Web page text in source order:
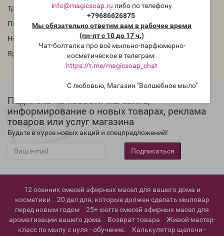
info@magicsoap.ru либо по телефону
+79686626875
Мы обязательно ответим вам в рабочее время
(пн-пт с 10 до 17 ч.)
Чат-болталка про всё мыльно-парфюмерно-
косметическое в телеграм:
https://t.me/magicsoap_chat
С любовью, Магазин "Волшебное мыло"
Требует разведения 1:10 водой или глицерином.
Подходит для мыла с нуля и мыла из мыльной основы.
Не мигрирует! Ввод в мыло ~ 1- 3%
Яркие насыщенные цвета!
Подписка на новости магазина,
информирование о новых товарах, реклама
товаров или услуг магазина
Будьте в курсе новых акций и спецпредложений!
Подписаться
12 осенних смесей эфирных масел для вашего дома и
косметики
20 дел для, которые должен сделать мыловар
перед новым годом
25+ хюгге смесей эфирных масел для
ароматизации вашего дома
Возврат товара
Живой мастер-
класс по мылу с нуля - обучение.
Калькулятор щелочи -